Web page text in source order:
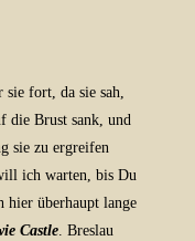
fort, da sie sah,
die Brust sank, und
sie zu ergreifen
ich warten, bis Du
hier überhaupt lange
Castle . Breslau